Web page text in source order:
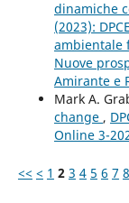
dinamiche
(2023):
ambientale
Nuove
Amirante e
Mark A.
change ,
Online 3-
<< < 1 2 3 4 5 6 7 8